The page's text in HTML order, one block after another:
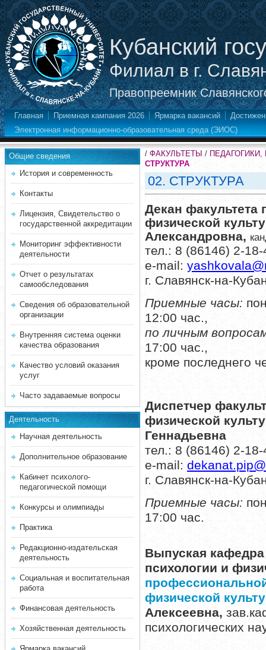
Кубанский
Филиал в г.
Правопреемник
Главная Приемная кампания 2026 Ярмарка вакансий
Электронная информационно-образовательная среда (ЭИОС)
Общие сведения
История и современность
Контакты
Лицензия, Свидетельство о
государственной аккредитации
Мониторинг эффективности
деятельности
Отчет о результатах
самообследования
Сведения об образовательной
организации
Внутренняя система оценки
качества образования
Качество условий оказания
услуг
Часто задаваемые вопросы
Деятельность
Научная деятельность
Дополнительное образование
Кабинет психолого-
педагогической помощи
Конкурсы и олимпиады
Практика
Редакционно-издательская
деятельность
Социальная и воспитательная
работа
Финансовая деятельность
Хозяйственная деятельность
/ ФАКУЛЬТЕТЫ /
СТРУКТУРА
02. СТРУКТУРА
Декан факультета
физической
Александровна,
тел.: 8 (86146) 2-
е-mail: yashkovala@
г. Славянск-на-
Приемные часы:
12:00 час.,
по личным
17:00 час.,
кроме последнего
Диспетчер
физической
Геннадьевна
тел.: 8 (86146) 2-18-
е-mail:
г. Славянск-на-
Приемные часы:
17:00 час.
Выпуская кафедра
психологии и
физической
Алексеевна,
психологических